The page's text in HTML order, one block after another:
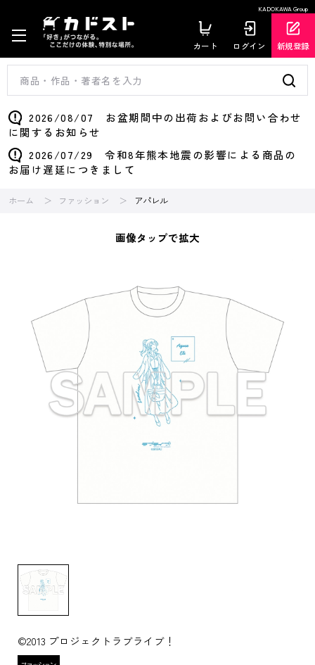
KADOKAWA Group
カート ログイン 新規登録
2026/08/07 お盆期間中の出荷およびお問い合わせ
に関するお知らせ
2026/07/29 令和8年熊本地震の影響による商品の
お届け遅延につきまして
ホーム ファッション アパレル
画像タップで拡大
©2013 プロジェクトラブライブ！